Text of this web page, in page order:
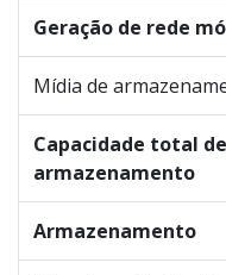
Geração de rede
Mídia de
Capacidade total de
armazenamento
Armazenamento